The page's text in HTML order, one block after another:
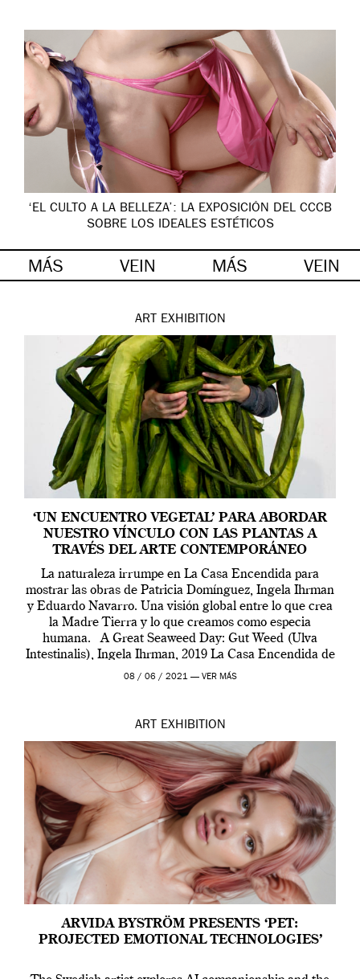
‘EL CULTO A LA BELLEZA’: LA EXPOSICIÓN DEL CCCB
SOBRE LOS IDEALES ESTÉTICOS
MÁS VEIN MÁS VEIN
ART EXHIBITION
‘UN ENCUENTRO VEGETAL’ PARA ABORDAR
NUESTRO VÍNCULO CON LAS PLANTAS A
TRAVÉS DEL ARTE CONTEMPORÁNEO
La naturaleza irrumpe en La Casa Encendida para
mostrar las obras de Patricia Domínguez, Ingela Ihrman
y Eduardo Navarro. Una visión global entre lo que crea
la Madre Tierra y lo que creamos como especia
humana. A Great Seaweed Day: Gut Weed (Ulva
Intestinalis), Ingela Ihrman, 2019 La Casa Encendida de
Madrid y la Wellcome […]
08 / 06 / 2021 — VER MÁS
ART EXHIBITION
ARVIDA BYSTRÖM PRESENTS ‘PET:
PROJECTED EMOTIONAL TECHNOLOGIES’